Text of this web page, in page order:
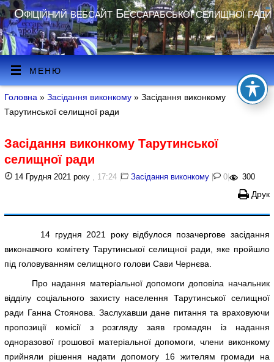
Офіційний вебсайт Бессарабської селищної ради
МЕНЮ
Головна »Засідання виконкому » Засідання виконкому
Тарутинської селищної ради
Засідання виконкому Тарутинської
селищної ради
14 Грудня 2021 року , 17:24 | Засідання виконкому | 0 | 300
Друк
14 грудня 2021 року відбулося позачергове засідання
виконавчого комітету Тарутинської селищної ради, яке пройшло
під головуванням селищного голови Сави Чернєва.
Про надання матеріальної допомоги доповіла начальник
відділу соціального захисту населення Тарутинської селищної
ради Ганна Стоянова. Заслухавши дане питання та враховуючи
пропозиції комісії з розгляду заяв громадян із надання
одноразової грошової матеріальної допомоги, члени виконкому
прийняли рішення надати допомогу 16 жителям громади на